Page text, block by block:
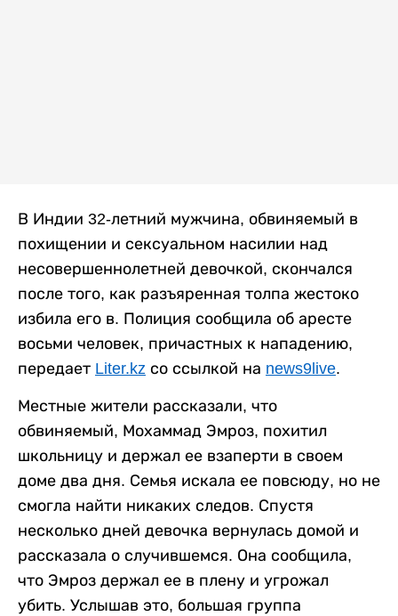
В Индии 32-летний мужчина, обвиняемый в
похищении и сексуальном насилии над
несовершеннолетней девочкой, скончался
после того, как разъяренная толпа жестоко
избила его в. Полиция сообщила об аресте
восьми человек, причастных к нападению,
передает Liter.kz со ссылкой на news9live.
Местные жители рассказали, что
обвиняемый, Мохаммад Эмроз, похитил
школьницу и держал ее взаперти в своем
доме два дня. Семья искала ее повсюду, но не
смогла найти никаких следов. Спустя
несколько дней девочка вернулась домой и
рассказала о случившемся. Она сообщила,
что Эмроз держал ее в плену и угрожал
убить. Услышав это, большая группа